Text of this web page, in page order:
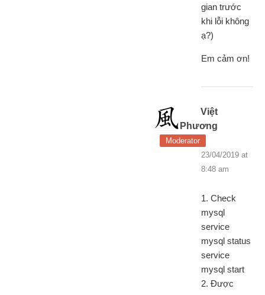
gian trước
khi lỗi không
ạ?)
Em cảm ơn!
Việt
Phương
Moderator
23/04/2019 at
8:48 am
1. Check
mysql
service
mysql status
service
mysql start
2. Được